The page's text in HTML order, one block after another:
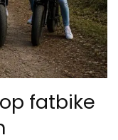
fatbike